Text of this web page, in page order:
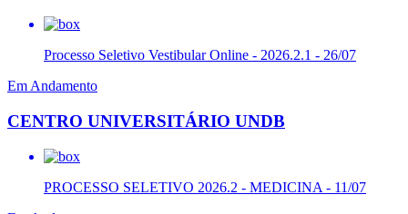
Processo Seletivo Vestibular Online - 2026.2.1 - 26/07
Em Andamento
CENTRO UNIVERSITÁRIO UNDB
PROCESSO SELETIVO 2026.2 - MEDICINA - 11/07